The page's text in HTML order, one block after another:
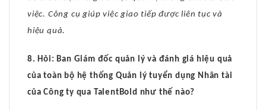
việc. Công cụ giúp việc giao tiếp được liên tục và
hiệu quả.
8. Hỏi: Ban Giám đốc quản lý và đánh giá hiệu quả
của toàn bộ hệ thống Quản lý tuyển dụng Nhân tài
của Công ty qua TalentBold như thế nào?